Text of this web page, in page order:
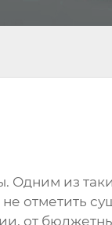
Одним из
отметить
от